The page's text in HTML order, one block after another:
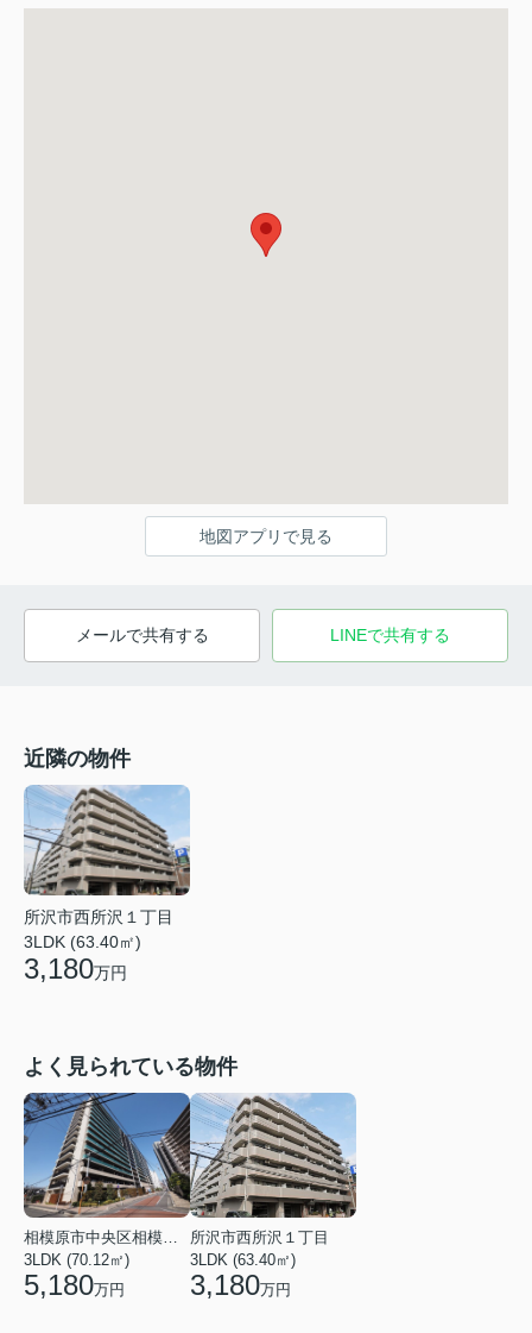
地図アプリで見る
メールで共有する LINEで共有する
近隣の物件
所沢市西所沢１丁目
3LDK (63.40㎡)
3,180万円
よく見られている物件
相模原市中央区相模原３丁目
3LDK (70.12㎡)
5,180万円
所沢市西所沢１丁目
3LDK (63.40㎡)
3,180万円